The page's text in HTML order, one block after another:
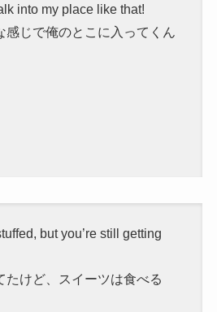
into my place like that!
感じで俺のとこに入ってくん
but you’re still getting
たけど、スイーツは食べる